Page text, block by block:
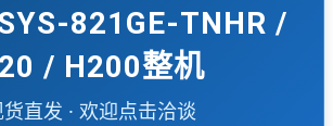
821GE-TNHR /
/ H200整机
直发 · 欢迎点击洽谈